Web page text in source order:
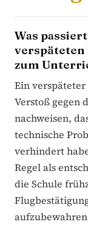
Was
zum
Ein
Verstoß gegen
nachweisen,
technische
verhindert
Regel als
die Schule